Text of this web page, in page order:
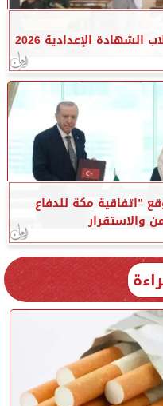
الإعدادية 2026
”اتفاقية مكة للدفاع
والاستقرار